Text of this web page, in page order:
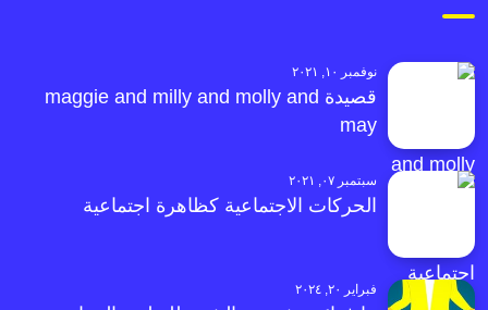
نوفمبر ١٠, ٢٠٢١
قصيدة maggie and milly and molly and
may
سبتمبر ٠٧, ٢٠٢١
الحركات الاجتماعية كظاهرة اجتماعية
فبراير ٢٠, ٢٠٢٤